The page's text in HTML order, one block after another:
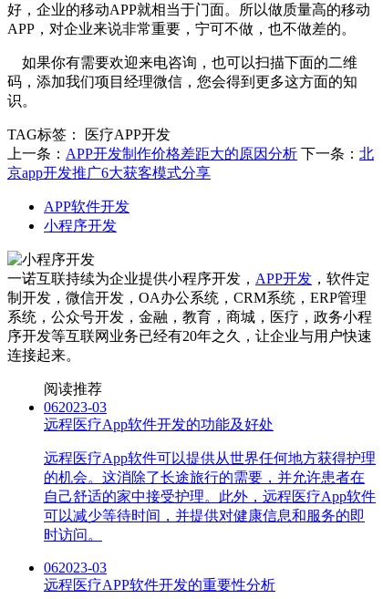
好，企业的移动APP就相当于门面。所以做质量高的移动
APP，对企业来说非常重要，宁可不做，也不做差的。
如果你有需要欢迎来电咨询，也可以扫描下面的二维
码，添加我们项目经理微信，您会得到更多这方面的知
识。
TAG标签：
医疗APP开发
上一条： APP开发制作价格差距大的原因分析 下一条： 北
京app开发推广6大获客模式分享
APP软件开发
小程序开发
一诺互联持续为企业提供小程序开发， APP开发 ，软件定
制开发，微信开发，OA办公系统，CRM系统，ERP管理
系统，公众号开发，金融，教育，商城，医疗，政务小程
序开发等互联网业务已经有20年之久，让企业与用户快速
连接起来。
阅读推荐
062023-03
远程医疗App软件开发的功能及好处
远程医疗App软件可以提供从世界任何地方获得护理
的机会。这消除了长途旅行的需要，并允许患者在
自己舒适的家中接受护理。此外，远程医疗App软件
可以减少等待时间，并提供对健康信息和服务的即
时访问。
062023-03
远程医疗APP软件开发的重要性分析